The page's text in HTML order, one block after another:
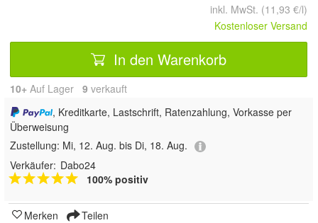
inkl. MwSt. (11,93 €/l)
Kostenloser Versand
In den Warenkorb
10+ Auf Lager 9 verkauft
, Kreditkarte, Lastschrift, Ratenzahlung, Vorkasse per
Überweisung
Zustellung: Mi, 12. Aug. bis Di, 18. Aug.
Verkäufer: Dabo24
100% positiv
Merken Teilen